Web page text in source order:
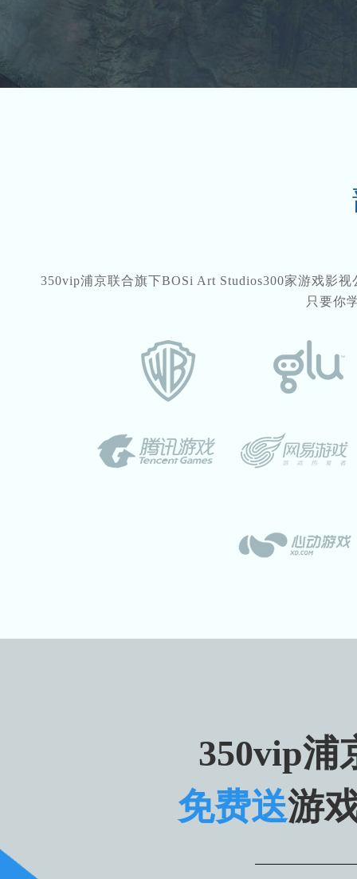
350vip浦京联合旗下BOSi Art Studios300家游戏影
只要你
350vip浦
免费送游